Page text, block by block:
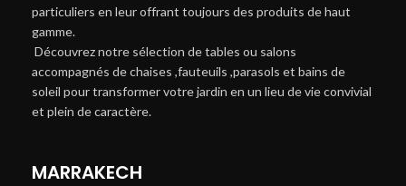
particuliers en leur offrant toujours des produits de haut
gamme.
Découvrez notre sélection de tables ou salons
accompagnés de chaises ,fauteuils ,parasols et bains de
soleil pour transformer votre jardin en un lieu de vie convivial
et plein de caractère.
MARRAKECH